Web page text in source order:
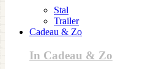
Stal
Trailer
Cadeau & Zo
In Cadeau & Zo